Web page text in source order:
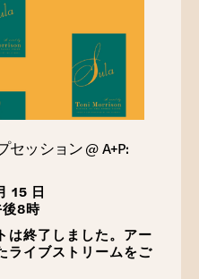
ス：ミネソタ大学出版局、
。オレゴン州ポー
ス、2019年。
。正義の人生: ニューオー
ューヨーク: ニューヨーク
ノミーホール: 自由黒人同
ナ州ニューオーリンズ:
クション、2021 年。
求めて: 女性主義の散
セッション @ A+P:
15 日
8時
は終了しました。アー
ライブストリームをご